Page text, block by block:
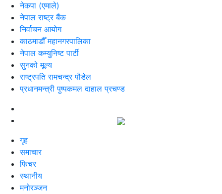
नेकपा (एमाले)
नेपाल राष्ट्र बैंक
निर्वाचन आयोग
काठमाडौँ महानगरपालिका
नेपाल कम्युनिष्ट पार्टी
सुनको मूल्य
राष्ट्रपति रामचन्द्र पौडेल
प्रधानमन्त्री पुष्पकमल दाहाल प्रचण्ड
गृह
समाचार
फिचर
स्थानीय
मनोरञ्जन